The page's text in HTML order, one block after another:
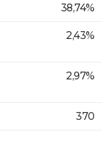
38,74%
2,43%
2,97%
370